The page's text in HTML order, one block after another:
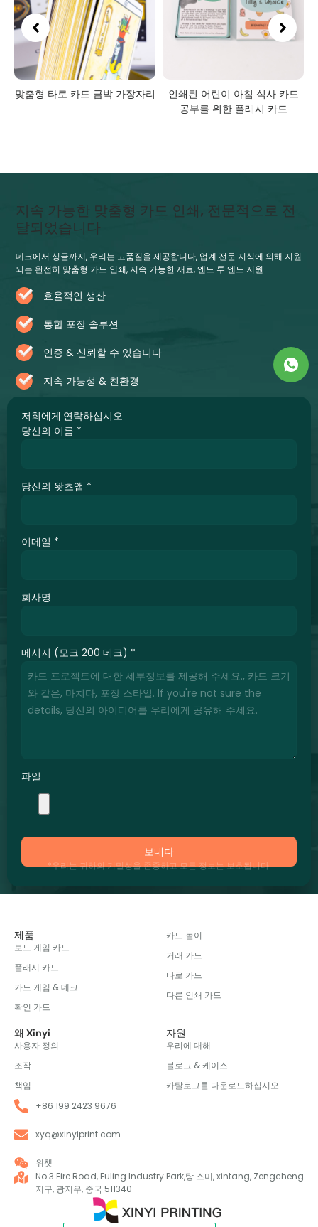
맞춤형 타로 카드 금박 가장자리
인쇄된 어린이 아침 식사 카드
공부를 위한 플래시 카드
저희에게 연락하십시오
당신의 이름 *
당신의 왓츠앱 *
이메일 *
회사명
메시지 (모크 200 데크) *
파일
보내다
*우리는 귀하의 기밀성을 존중하고 모든 정보는 보호됩니다.
지속 가능한 맞춤형 카드 인쇄, 전문적으로 전
달되었습니다
데크에서 싱글까지, 우리는 고품질을 제공합니다, 업계 전문 지식에 의해 지원
되는 완전히 맞춤형 카드 인쇄, 지속 가능한 재료, 엔드 투 엔드 지원.
효율적인 생산
통합 포장 솔루션
인증 & 신뢰할 수 있습니다
지속 가능성 & 친환경
제품
보드 게임 카드
플래시 카드
카드 게임 & 데크
확인 카드
카드 놀이
거래 카드
타로 카드
다른 인쇄 카드
왜 Xinyi
사용자 정의
조작
책임
자원
우리에 대해
블로그 & 케이스
카탈로그를 다운로드하십시오
+86 199 2423 9676
xyq@xinyiprint.com
위챗
No.3 Fire Road, Fuling Industry Park,탕 스미, xintang, Zengcheng
지구, 광저우, 중국 511340